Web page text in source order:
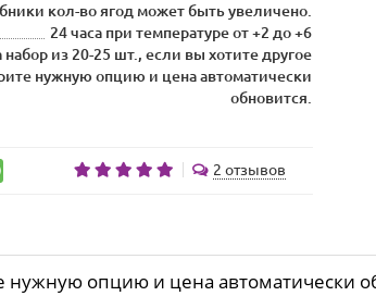
кол-во ягод может быть увеличено.
24 часа при температуре от +2 до +6
набор из 20-25 шт., если вы хотите другое
нужную опцию и цена автоматически
обновится.
2 отзывов
нужную опцию и цена автоматически